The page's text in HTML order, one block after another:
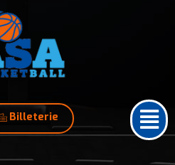
Billeterie